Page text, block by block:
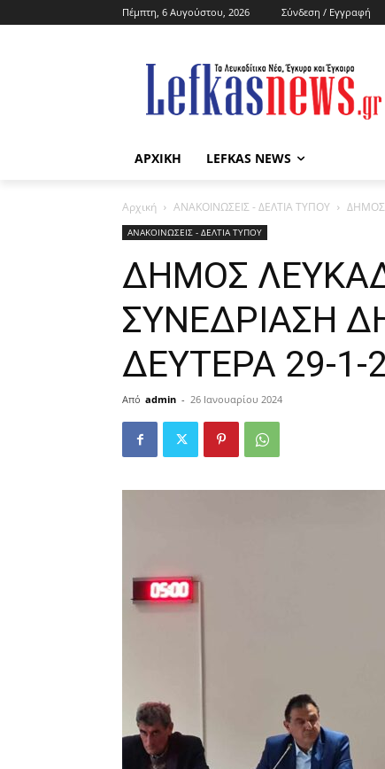
Πέμπτη, 6 Αυγούστου, 2026 Σύνδεση / Εγγραφή
ΑΡΧΙΚΗ LEFKAS NEWS
Αρχική ΑΝΑΚΟΙΝΩΣΕΙΣ - ΔΕΛΤΙΑ ΤΥΠΟΥ ΔΗΜΟΣ
ΑΝΑΚΟΙΝΩΣΕΙΣ - ΔΕΛΤΙΑ ΤΥΠΟΥ
ΔΗΜΟΣ
ΣΥΝΕΔΡΙΑΣΗ
ΔΕΥΤΕΡΑ 29-1-
Από admin - 26 Ιανουαρίου 2024